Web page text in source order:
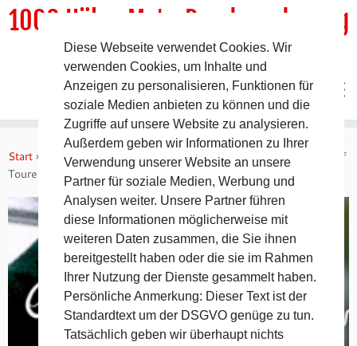
Inhalt
springen
1000 HöhenMeterRundwanderweg
DER Rundwanderweg um Pommelsbrunn
Start » Tipps & Tricks » Warum kommen wir beim Wandern so auf
Touren?
Diese Webseite verwendet Cookies. Wir
verwenden Cookies, um Inhalte und
Anzeigen zu personalisieren, Funktionen für
soziale Medien anbieten zu können und die
Zugriffe auf unsere Website zu analysieren.
Außerdem geben wir Informationen zu Ihrer
Verwendung unserer Website an unsere
Partner für soziale Medien, Werbung und
Analysen weiter. Unsere Partner führen
diese Informationen möglicherweise mit
weiteren Daten zusammen, die Sie ihnen
bereitgestellt haben oder die sie im Rahmen
Ihrer Nutzung der Dienste gesammelt haben.
Persönliche Anmerkung: Dieser Text ist der
Standardtext um der DSGVO genüge zu tun.
Tatsächlich geben wir überhaupt nichts